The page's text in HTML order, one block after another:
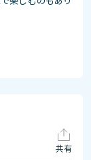
共有